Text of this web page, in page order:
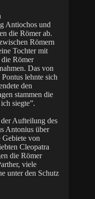
Antiochos und
die Römer ab.
Römern
Tochter mit
Römer
Das von
lehnte sich
den
stammen die
siegte”.
Aufteilung des
Antonius über
Gebiete von
Cleopatra
die Römer
viele
unter den Schutz